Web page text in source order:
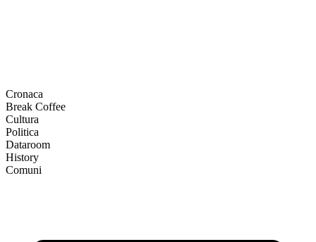
Cronaca
Break Coffee
Cultura
Politica
Dataroom
History
Comuni